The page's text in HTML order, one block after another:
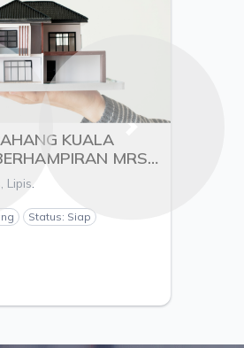
KUALA
MRSM
MUKIM KUALA
LIPIS, NEGERI
PEMAJU
SEBERKAS
Lipis.
Status: Siap